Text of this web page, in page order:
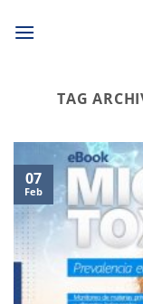
TAG
07
Feb